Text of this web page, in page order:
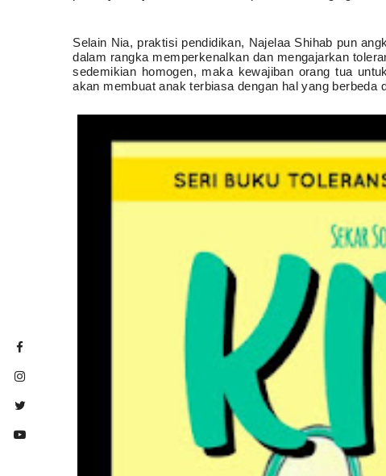
Selain Nia, praktisi pendidikan, Najelaa Shihab pun
dalam rangka memperkenalkan dan mengajarkan
sedemikian homogen, maka kewajiban orang tua
akan membuat anak terbiasa dengan hal yang berbeda